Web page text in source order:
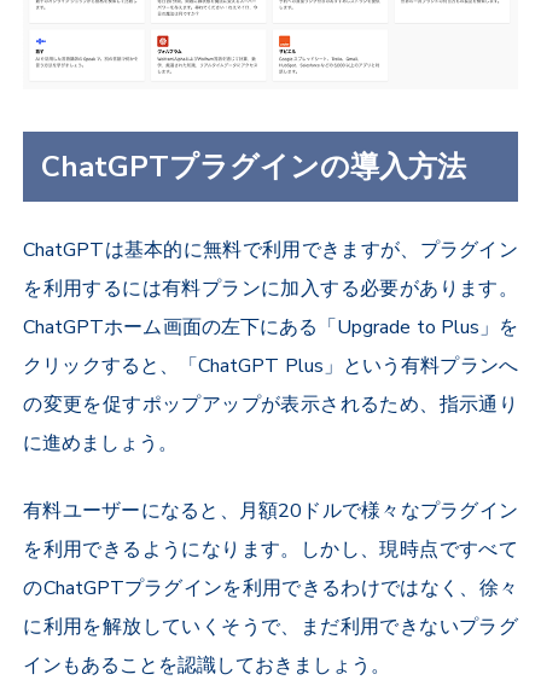
ChatGPTプラグインの導入方法
ChatGPTは基本的に無料で利用できますが、プラグイン
を利用するには有料プランに加入する必要があります。
ChatGPTホーム画面の左下にある「Upgrade to Plus」を
クリックすると、「ChatGPT Plus」という有料プランへ
の変更を促すポップアップが表示されるため、指示通り
に進めましょう。
有料ユーザーになると、月額20ドルで様々なプラグイン
を利用できるようになります。しかし、現時点ですべて
のChatGPTプラグインを利用できるわけではなく、徐々
に利用を解放していくそうで、まだ利用できないプラグ
インもあることを認識しておきましょう。